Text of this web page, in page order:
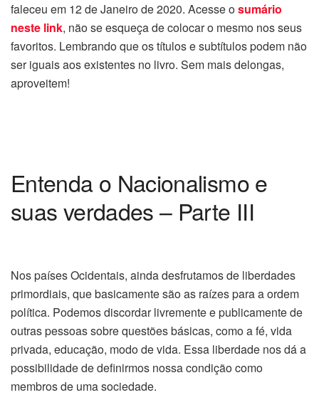
faleceu em 12 de Janeiro de 2020. Acesse osumário
neste link, não se esqueça de colocar o mesmo nos seus
favoritos. Lembrando que os títulos e subtítulos podem não
ser iguais aos existentes no livro. Sem mais delongas,
aproveitem!
Entenda o Nacionalismo e
suas verdades – Parte III
Nos países Ocidentais, ainda desfrutamos de liberdades
primordiais, que basicamente são as raízes para a ordem
política. Podemos discordar livremente e publicamente de
outras pessoas sobre questões básicas, como a fé, vida
privada, educação, modo de vida. Essa liberdade nos dá a
possibilidade de definirmos nossa condição como
membros de uma sociedade.